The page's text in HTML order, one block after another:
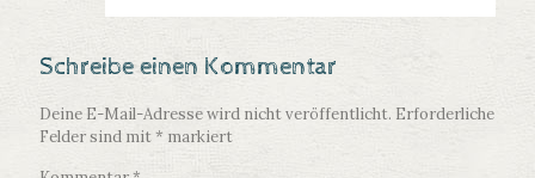
Schreibe einen Kommentar
Deine E-Mail-Adresse wird nicht veröffentlicht. Erforderliche
Felder sind mit* markiert